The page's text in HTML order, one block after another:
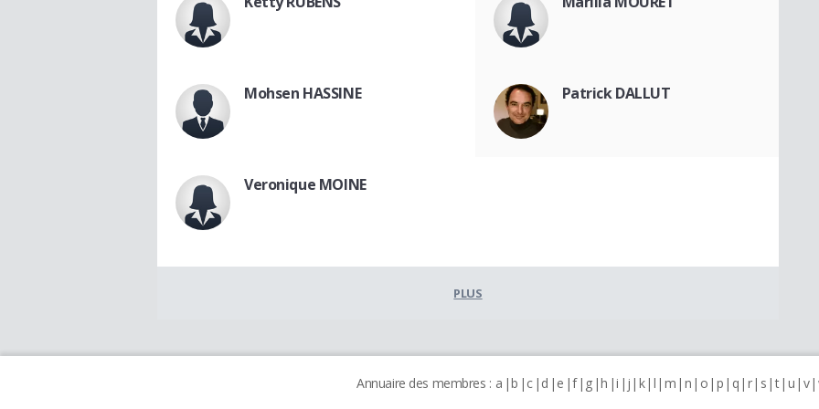
Mohsen HASSINE Patrick DALLUT
Veronique MOINE
PLUS
Annuaire des membres : a b c d e f g h i j k l m n o p q r s t u v